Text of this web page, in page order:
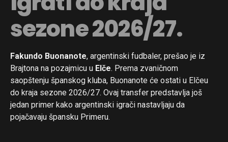
sezone 2026/27.
Fakundo Buonanote, argentinski fudbaler, prešao je iz
Brajtona na pozajmicu u Elče. Prema zvaničnom
saopštenju španskog kluba, Buonanote će ostati u Elčeu
do kraja sezone 2026/27. Ovaj transfer predstavlja još
jedan primer kako argentinski igrači nastavljaju da
pojačavaju špansku Primeru.